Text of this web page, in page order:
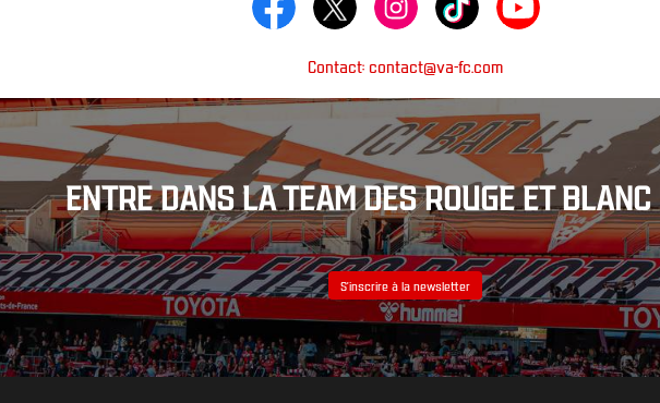
Contact: contact@va-fc.com
ENTRE DANS LA TEAM DES ROUGE ET
S’inscrire à la newsletter